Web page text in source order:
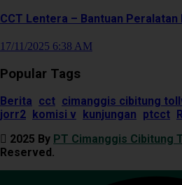
CCT Lentera – Bantuan Peralatan
17/11/2025 6:38 AM
Popular Tags
Berita cct cimanggis cibitung
jorr2
komisi v kunjungan ptcct
2025 By PT Cimanggis Cibitung
Reserved.